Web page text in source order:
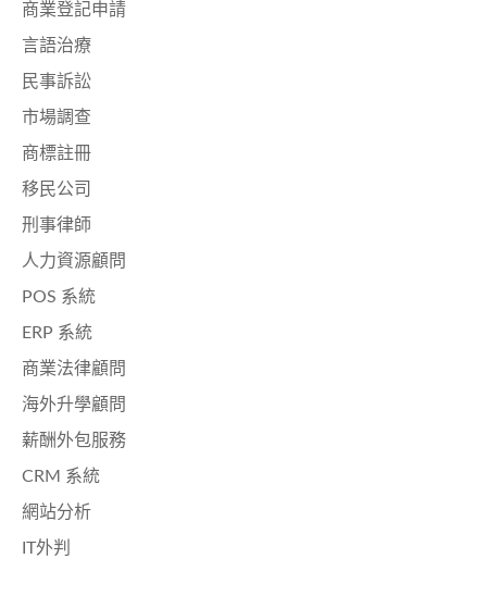
商業登記申請
言語治療
民事訴訟
市場調查
商標註冊
移民公司
刑事律師
人力資源顧問
POS 系統
ERP 系統
商業法律顧問
海外升學顧問
薪酬外包服務
CRM 系統
網站分析
IT外判